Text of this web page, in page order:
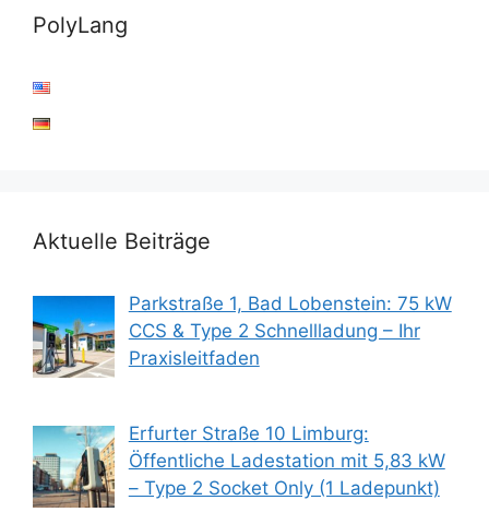
PolyLang
Aktuelle Beiträge
Parkstraße 1, Bad Lobenstein: 75 kW
CCS & Type 2 Schnellladung – Ihr
Praxisleitfaden
Erfurter Straße 10 Limburg:
Öffentliche Ladestation mit 5,83 kW
– Type 2 Socket Only (1 Ladepunkt)